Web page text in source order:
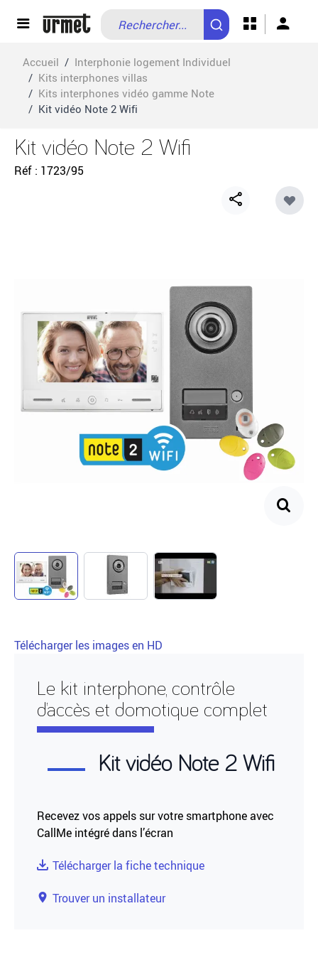
Accueil / Interphonie logement Individuel
/ Kits interphones villas
/ Kits interphones vidéo gamme Note
/ Kit vidéo Note 2 Wifi
Kit vidéo Note 2 Wifi
Réf 1723/95
Le kit interphone, contrôle
d’accès et domotique complet
Kit vidéo Note 2 Wifi
Recevez vos appels sur votre smartphone avec
CallMe intégré dans l’écran
Télécharger la fiche technique
Trouver un installateur
Télécharger les images en HD